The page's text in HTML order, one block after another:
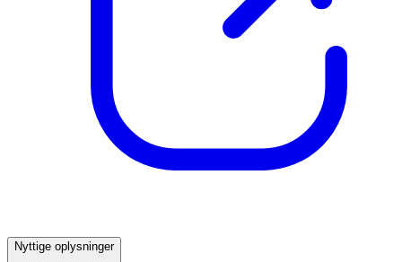
Nyttige oplysninger